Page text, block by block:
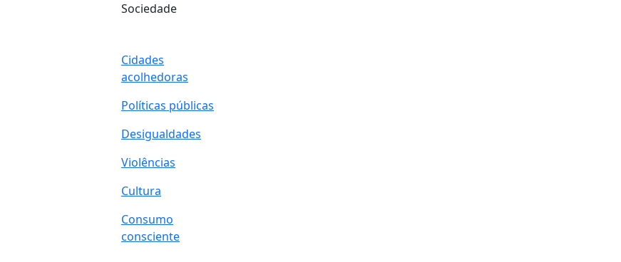
Sociedade
Cidades
acolhedoras
Políticas públicas
Desigualdades
Violências
Cultura
Consumo
consciente